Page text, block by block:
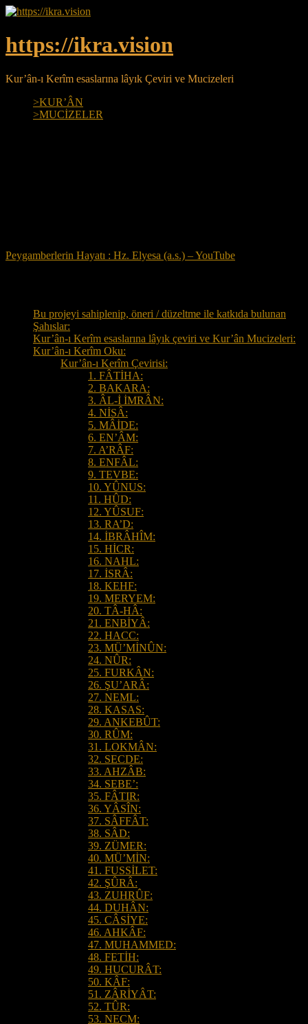
Skip
content
https://ikra.vision
Kur’ân-ı Kerîm esaslarına lâyık Çeviri ve Mucizeleri
>KUR’ÂN
>MUCİZELER
Peygamberlerin Hayatı : Hz. Elyesa (a.s.) – YouTube
Bu projeyi sahiplenip, öneri / düzeltme ile katkıda bulunan
Şahıslar:
Kur’ân-ı Kerîm esaslarına lâyık çeviri ve Kur’ân Mucizeleri:
Kur’ân-ı Kerîm Oku:
Kur’ân-ı Kerîm Çevirisi:
1. FÂTİHA:
2. BAKARA:
3. ÂL-İ İMRÂN:
4. NİSÂ:
5. MÂİDE:
6. EN’ÂM:
7. A’RÂF:
8. ENFÂL:
9. TEVBE:
10. YÛNUS:
11. HÛD:
12. YÛSUF:
13. RA’D:
14. İBRÂHÎM:
15. HİCR:
16. NAHL:
17. İSRÂ:
18. KEHF:
19. MERYEM:
20. TÂ-HÂ:
21. ENBİYÂ:
22. HACC:
23. MÜ’MİNÛN:
24. NÛR:
25. FURKÂN:
26. ŞU’ARÂ:
27. NEML:
28. KASAS:
29. ANKEBÛT:
30. RÛM:
31. LOKMÂN:
32. SECDE:
33. AHZÂB:
34. SEBE’:
35. FÂTIR:
36. YÂSÎN:
37. SÂFFÂT:
38. SÂD:
39. ZÜMER:
40. MÜ’MİN:
41. FUSSİLET:
42. ŞÛRÂ:
43. ZUHRÛF:
44. DUHÂN:
45. CÂSİYE:
46. AHKÂF:
47. MUHAMMED:
48. FETİH:
49. HUCURÂT:
50. KÂF:
51. ZÂRİYÂT:
52. TÛR:
53. NECM: